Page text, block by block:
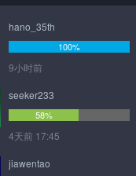
hano_35th
100%
9小时前
seeker233
58%
4天前 17:45
jiawentao